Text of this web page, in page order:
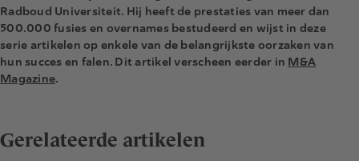
Radboud Universiteit. Hij heeft de prestaties van meer dan
500.000 fusies en overnames bestudeerd en wijst in deze
serie artikelen op enkele van de belangrijkste oorzaken van
hun succes en falen. Dit artikel verscheen eerder in M&A
Magazine.
Gerelateerde artikelen